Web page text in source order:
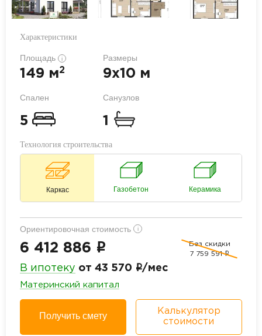
Характеристики
Площадь i
149 м2
Размеры
9x10 м
Спален
5
Санузлов
1
Технология строительства
Каркас Газобетон Керамика
Ориентировочная стоимость i
6 412 886 i
Без скидки
7 759 591 i
В ипотеку от 43 570 i/мес
Материнский капитал
Получить смету
Калькулятор
стоимости